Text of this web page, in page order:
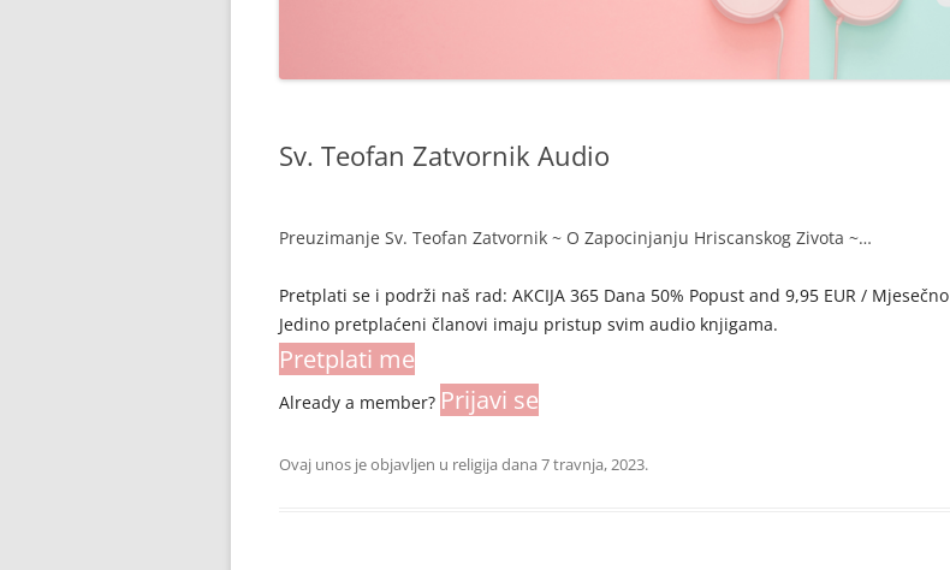
Sv. Teofan Zatvornik Audio
Preuzimanje Sv. Teofan Zatvornik ~ O Zapocinjanju Hriscanskog Zivota ~…
Pretplati se i podrži naš rad: AKCIJA 365 Dana 50% Popust and 9,95 EUR / Mjesečno
Jedino pretplaćeni članovi imaju pristup svim audio knjigama.
Pretplati me
Already a member? Prijavi se
Ovaj unos je objavljen u religija dana 7 travnja, 2023.